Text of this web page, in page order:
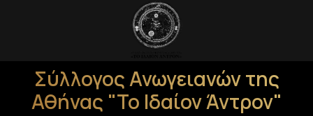
Σύλλογος Ανωγειανών της
Αθήνας "Το Ιδαίον Άντρον"